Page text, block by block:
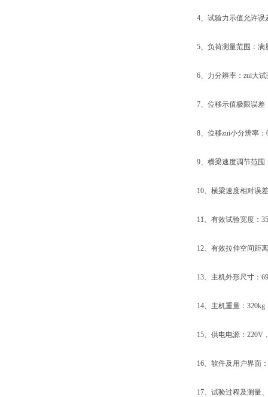
4、试验力示值允许误
5、负荷测量范围：满
6、力分辨率：zui大试
7、位移示值极限误差
8、位移zui小分辨率：
9、横梁速度调节范围：
10、横梁速度相对误差
11、有效试验宽度：
12、有效拉伸空间距离
13、主机外形尺寸：
14、主机重量：320kg
15、供电电源：220V，
16、软件及用户界面：
17、试验过程及测量、